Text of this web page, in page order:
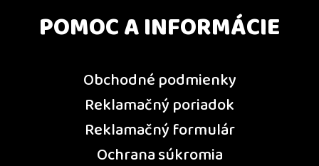
POMOC A INFORMÁCIE
Obchodné podmienky
Reklamačný poriadok
Reklamačný formulár
Ochrana súkromia